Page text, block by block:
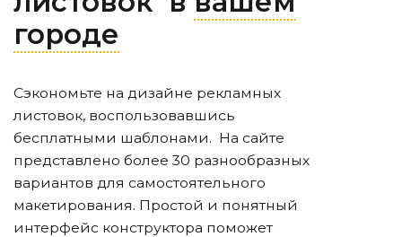
городе
Сэкономьте на дизайне рекламных
листовок, воспользовавшись
бесплатными шаблонами. На сайте
представлено более 30 разнообразных
вариантов для самостоятельного
макетирования. Простой и понятный
интерфейс конструктора поможет